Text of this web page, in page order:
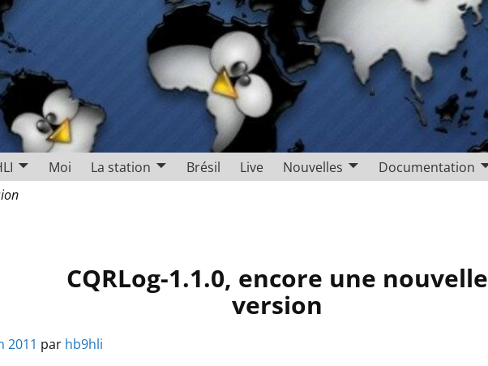
Moi La station Brésil Live Nouvelles Documentation
CQRLog-1.1.0, encore une nouvelle
version
2011 par hb9hli